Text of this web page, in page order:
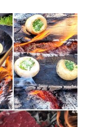
N
D
A
N
S
I
O
N